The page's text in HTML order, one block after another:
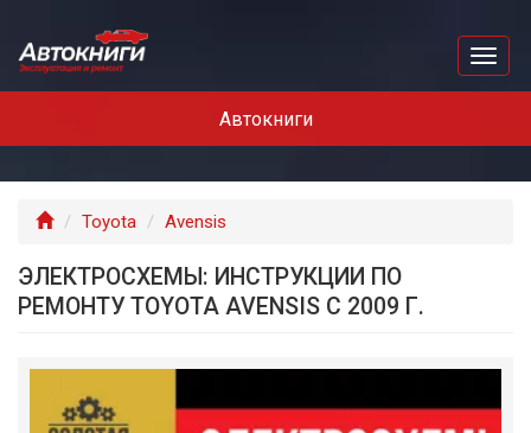
Автокниги
Главная
Toyota Avensis
ЭЛЕКТРОСХЕМЫ: ИНСТРУКЦИИ ПО
РЕМОНТУ TOYOTA AVENSIS С 2009 Г.